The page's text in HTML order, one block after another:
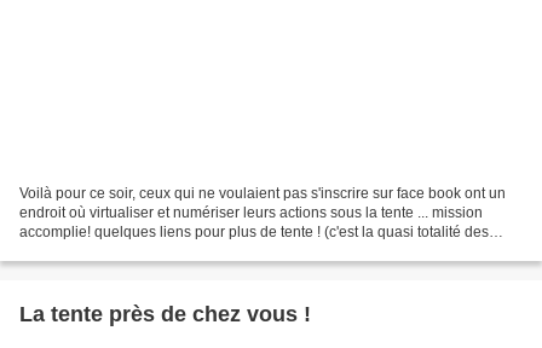
Voilà pour ce soir, ceux qui ne voulaient pas s'inscrire sur face book ont un
endroit où virtualiser et numériser leurs actions sous la tente ... mission
accomplie! quelques liens pour plus de tente ! (c'est la quasi totalité des
La tente près de chez vous !